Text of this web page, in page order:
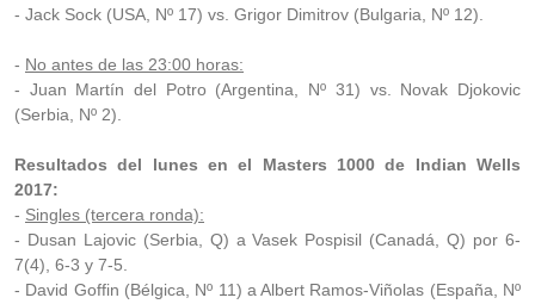
- Jack Sock (USA, Nº 17) vs. Grigor Dimitrov (Bulgaria, Nº 12).
- No antes de las 23:00 horas:
- Juan Martín del Potro (Argentina, Nº 31) vs. Novak Djokovic
(Serbia, Nº 2).
Resultados del lunes en el Masters 1000 de Indian Wells
2017:
- Singles (tercera ronda):
- Dusan Lajovic (Serbia, Q) a Vasek Pospisil (Canadá, Q) por 6-
7(4), 6-3 y 7-5.
- David Goffin (Bélgica, Nº 11) a Albert Ramos-Viñolas (España, Nº